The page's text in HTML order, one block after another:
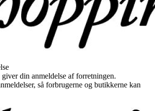
din anmeldelse af forretningen.
så forbrugerne og butikkerne kan